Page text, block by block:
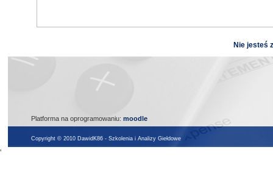
Nie jesteś
Platforma na oprogramowaniu: moodle
Copyright © 2010 DawidK86 - Szkolenia i Analizy Giełdowe
'